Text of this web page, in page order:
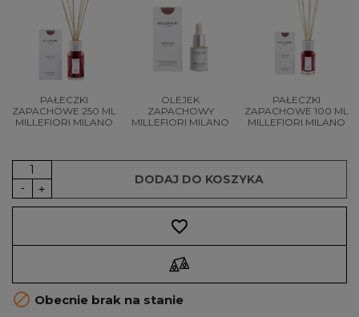
PAŁECZKI
ZAPACHOWE 250 ML
MILLEFIORI MILANO
OLEJEK
ZAPACHOWY
MILLEFIORI MILANO
PAŁECZKI
ZAPACHOWE 100 ML
MILLEFIORI MILANO
DODAJ DO KOSZYKA
favorite_border
 Obecnie brak na stanie